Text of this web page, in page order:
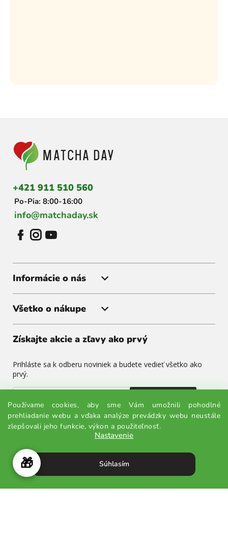
Používame cookies, aby sme Vám umožnili pohodlné
prehliadanie webu a vďaka analýze prevádzky webu neustále
zlepšovali jeho funkcie, výkon a použiteľnosť.
Nastavenie
Súhlasím
+421 911 510 560
Po-Pia: 8:00-16:00
info@matchaday.sk
Informácie o nás
Všetko o nákupe
Získajte akcie a zľavy ako prvý
Prihláste sa k odberu noviniek a budete vedieť všetko ako
prvý.
Odoslaním súhlasíte so spracovaním osobných údajov.
🎁